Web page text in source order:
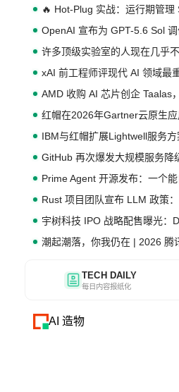
🔥 Hot-Plug 实战：运行期管理
OpenAI 宣布为 GPT-5.6 Sol
许多顶级实验室的人现在几乎
xAI 前工程师评现代 AI 领域最
AMD 收购 AI 芯片创企 Taalas
红帽在2026年Gartner云原生
IBM与红帽扩展Lightwell服务
GitHub 再次爆发大规模服务降
Prime Agent 开源发布：一个
Rust 项目团队宣布 LLM 政策
宇树科技 IPO 战略配售曝光：
潮起潮落，你我仍在 | 2026 腾
TECH DAILY
每日内容报纸化
AI 造物